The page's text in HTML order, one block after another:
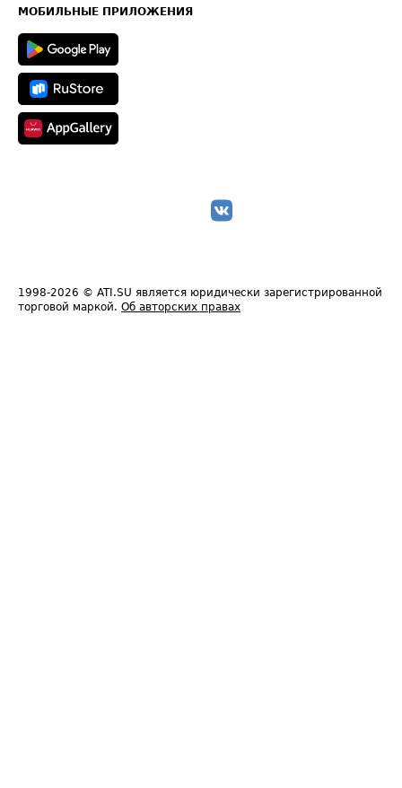
Техническая информация
МОБИЛЬНЫЕ ПРИЛОЖЕНИЯ
1998-2026 © ATI.SU является юридически зарегистрированной
торговой маркой. Об авторских правах